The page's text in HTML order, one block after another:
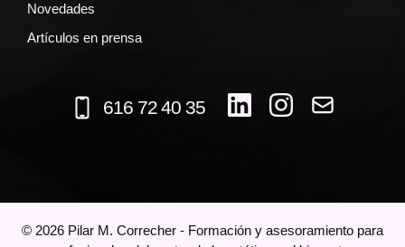
Novedades
Artículos en prensa
616 72 40 35
© 2026 Pilar M. Correcher - Formación y asesoramiento para